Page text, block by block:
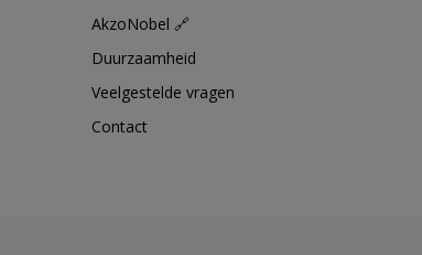
AkzoNobel 🔗
Duurzaamheid
Veelgestelde vragen
Contact